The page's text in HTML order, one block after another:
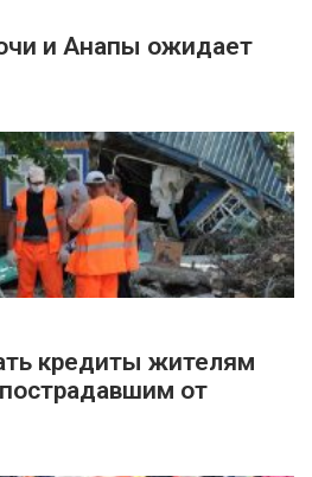
и Анапы ожидает
кредиты жителям
от